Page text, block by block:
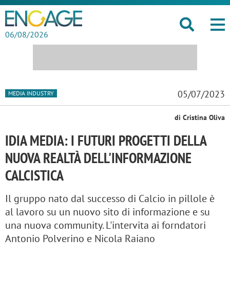
06/08/2026
MEDIA INDUSTRY 05/07/2023
di Cristina Oliva
IDIA MEDIA: I FUTURI PROGETTI DELLA
NUOVA REALTÀ DELL'INFORMAZIONE
CALCISTICA
Il gruppo nato dal successo di Calcio in pillole è
al lavoro su un nuovo sito di informazione e su
una nuova community. L'intervita ai forndatori
Antonio Polverino e Nicola Raiano